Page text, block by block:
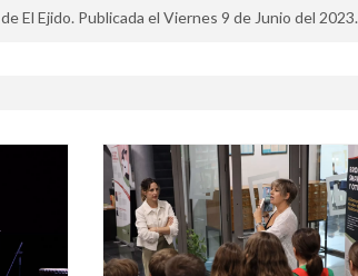
de El Ejido. Publicada el Viernes 9 de Junio del 2023.